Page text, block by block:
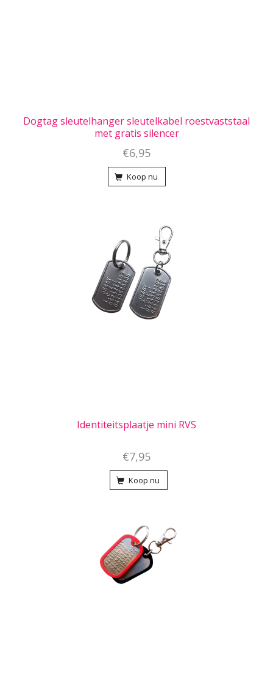
Dogtag sleutelhanger sleutelkabel roestvaststaal
met gratis silencer
€6,95
Koop nu
Identiteitsplaatje mini RVS
€7,95
Koop nu